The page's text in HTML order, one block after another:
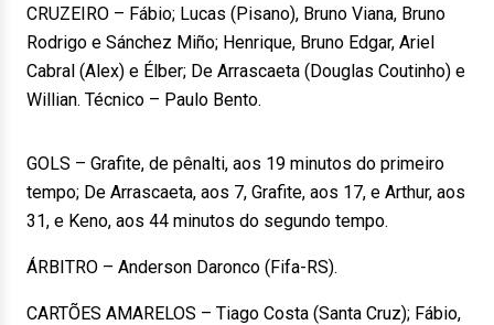
CRUZEIRO – Fábio; Lucas (Pisano), Bruno Viana, Bruno
Rodrigo e Sánchez Miño; Henrique, Bruno Edgar, Ariel
Cabral (Alex) e Élber; De Arrascaeta (Douglas Coutinho) e
Willian. Técnico – Paulo Bento.
GOLS – Grafite, de pênalti, aos 19 minutos do primeiro
tempo; De Arrascaeta, aos 7, Grafite, aos 17, e Arthur, aos
31, e Keno, aos 44 minutos do segundo tempo.
ÁRBITRO – Anderson Daronco (Fifa-RS).
CARTÕES AMARELOS – Tiago Costa (Santa Cruz); Fábio,